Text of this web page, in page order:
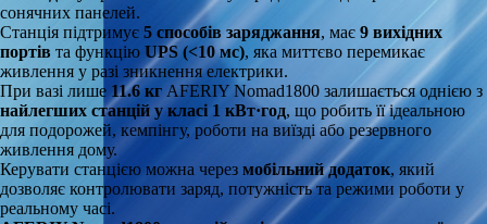
сонячних панелей.
Станція підтримує 5 способів заряджання, має 9 вихідних
портів та функцію UPS (<10 мс), яка миттєво перемикає
живлення у разі зникнення електрики.
При вазі лише 11.6 кг AFERIY Nomad1800 залишається однією з
найлегших станцій у класі 1 кВт·год, що робить її ідеальною
для подорожей, кемпінгу, роботи на виїзді або резервного
живлення дому.
Керувати станцією можна через мобільний додаток, який
дозволяє контролювати заряд, потужність та режими роботи у
реальному часі.